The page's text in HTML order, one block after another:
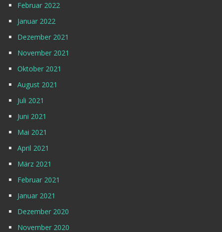
Februar 2022
Januar 2022
Dezember 2021
November 2021
Oktober 2021
August 2021
Juli 2021
Juni 2021
Mai 2021
April 2021
März 2021
Februar 2021
Januar 2021
Dezember 2020
November 2020